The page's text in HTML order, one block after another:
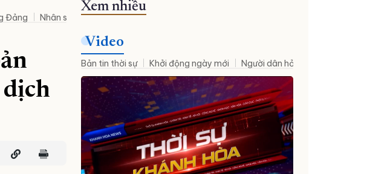
Đảng Nhân sự mới Đưa NQ09 vào cuộc sống
Xem nhiều
Video
Bản tin thời sự Khởi động ngày mới Người dân hỏi – Cơ quan nhà